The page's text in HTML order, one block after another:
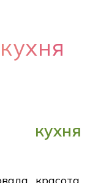
кухня
красота,